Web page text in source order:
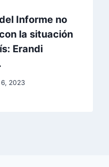
Informe no
la situación
Erandi
2023